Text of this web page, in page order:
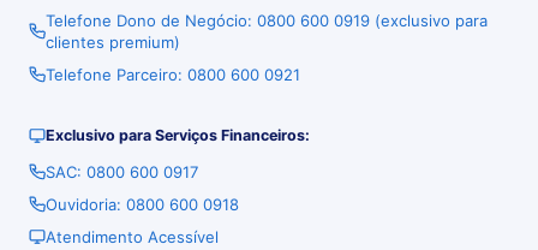
Telefone Dono de Negócio: 0800 600 0919 (exclusivo para
clientes premium)
Telefone Parceiro: 0800 600 0921
Exclusivo para Serviços Financeiros:
SAC: 0800 600 0917
Ouvidoria: 0800 600 0918
Atendimento Acessível